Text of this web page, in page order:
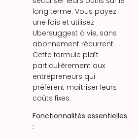
long terme. Vous payez
une fois et utilisez
Ubersuggest à vie, sans
abonnement récurrent.
Cette formule plaît
particulièrement aux
entrepreneurs qui
préfèrent maîtriser leurs
coûts fixes.
Fonctionnalités essentielles
: